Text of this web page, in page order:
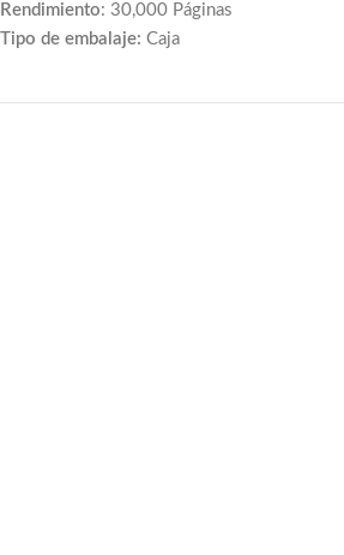
Rendimiento: 30,000 Páginas
Tipo de embalaje: Caja